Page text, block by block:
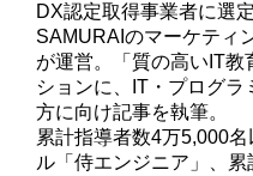
DX認定取得事業者に選
SAMURAIのマーケティ
が運営。「質の高いIT教
ションに、IT・プログ
方に向け記事を執筆。
累計指導者数4万5,000
ル「侍エンジニア」、